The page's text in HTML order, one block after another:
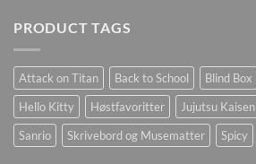
PRODUCT TAGS
Attack on Titan Back to School Blind Box
Hello Kitty
Høstfavoritter Jujutsu Kaisen
Sanrio
Skrivebord og Musematter Spicy